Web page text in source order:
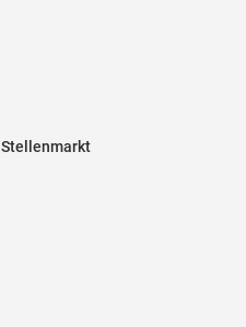
Stellenmarkt